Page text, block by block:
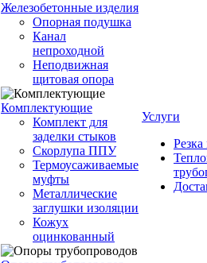
Железобетонные изделия
Опорная подушка
Канал
непроходной
Неподвижная
щитовая опора
Комплектующие
Комплект для
заделки стыков
Скорлупа ППУ
Термоусаживаемые
муфты
Металлические
заглушки изоляции
Кожух
оцинкованный
Услуги
Резка